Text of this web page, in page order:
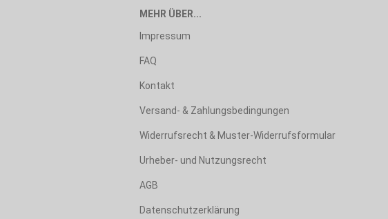
MEHR ÜBER...
Impressum
FAQ
Kontakt
Versand- & Zahlungsbedingungen
Widerrufsrecht & Muster-Widerrufsformular
Urheber- und Nutzungsrecht
AGB
Datenschutzerklärung